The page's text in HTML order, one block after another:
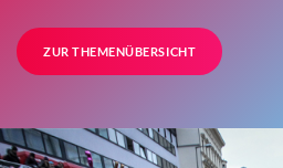
ZUR THEMENÜBERSICHT